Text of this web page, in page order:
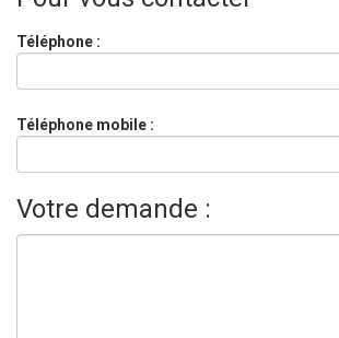
Téléphone :
Téléphone mobile :
Votre demande :